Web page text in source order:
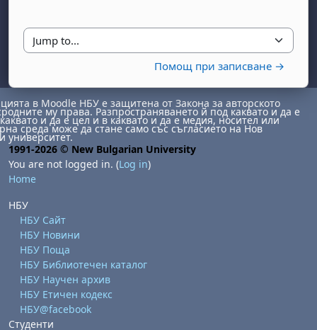
Jump to...
Помощ при записване →
1 August
2 August
8 August9 August
15 August
16 August
22 August
23 August
29 August
30 August
в Moodle НБУ е защитена от Закона за авторското
му права. Разпространяването й под каквато и да е
и да е цел и в каквато и да е медия, носител или
среда може да стане само със съгласието на Нов
университет.
1991-2026 © New Bulgarian University
You are not logged in. (Log in)
Home
НБУ
НБУ Сайт
НБУ Новини
НБУ Поща
НБУ Библиотечен каталог
НБУ Научен архив
НБУ Етичен кодекс
НБУ@facebook
Студенти